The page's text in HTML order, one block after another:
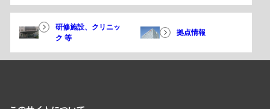
研修施設、クリニッ
ク 等
拠点情報